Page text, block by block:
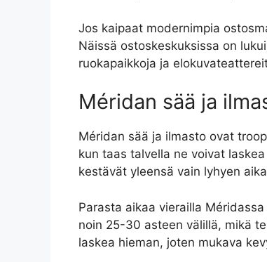
Jos kaipaat modernimpia
Näissä ostoskeskuksissa on
ruokapaikkoja ja
Méridan sää ja
Méridan sää ja ilmasto ovat
kun taas talvella ne voivat
kestävät yleensä vain lyhyen
Parasta aikaa vierailla
noin 25-30 asteen välillä, mikä
laskea hieman, joten mukava